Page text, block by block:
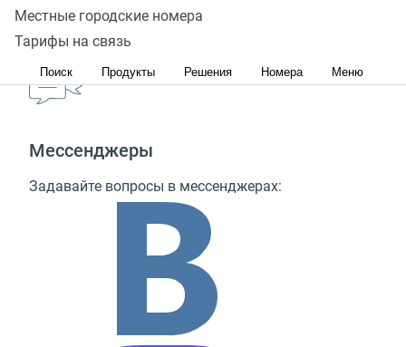
Местные городские номера
Тарифы на связь
Поиск Продукты Решения Номера Меню
Напишите нам:
Мессенджеры
Задавайте вопросы в мессенджерах: